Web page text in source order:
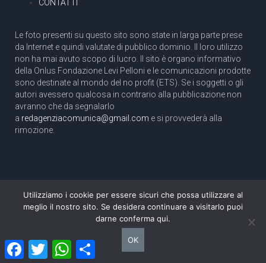
CONTATTI
Le foto presenti su questo sito sono state in larga parte prese
da Internet e quindi valutate di pubblico dominio. Il loro utilizzo
non ha mai avuto scopo di lucro. Il sito è organo informativo
della Onlus Fondazione Levi Pelloni e le comunicazioni prodotte
sono destinate al mondo del no profit (ETS). Se i soggetti o gli
autori avessero qualcosa in contrario alla pubblicazione non
avranno che da segnalarlo
a redagenziacomunica@gmail.com e si provvederà alla
rimozione.
Copyright 2003 com.unica - Tutti i diritti riservati
Aut. Tribunale di Roma N. 466/2003 dell'11/11/2003
Direttore responsabile: Pino Pelloni [direttore@agenziacomunica.net]
Design by Ethoslab.
FacebookTwitter WhatsAppCondividi
Utilizziamo i cookie per essere sicuri che possa utilizzare al
meglio il nostro sito. Se desidera continuare a visitarlo puoi
darne conferma qui.
OK